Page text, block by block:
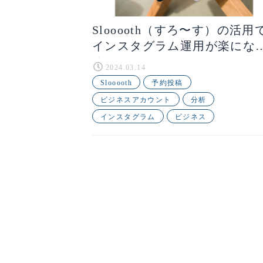
Slooooth（すろ〜す）の活用
インスタグラム運用が楽にな
る！2024.03.14
Slooooth
予約投稿
ビジネスアカウント 分析
インスタグラム ビジネス